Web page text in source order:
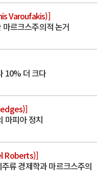
Varoufakis)]
르크스주의적 논거
10% 더 크다
마피아 정치
Roberts)]
류 경제학과 마르크스주의